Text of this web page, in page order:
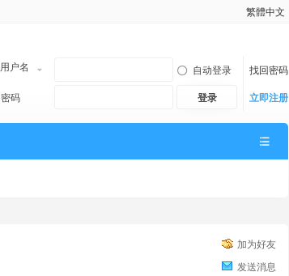
繁體中文
用户名 自动登录
找回密码
密码
登录 立即注册
加为好友
发送消息